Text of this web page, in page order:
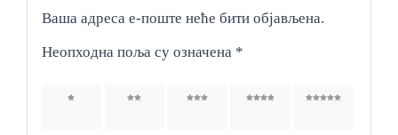
Ваша адреса е-поште неће бити објављена.
Неопходна поља су означена *
1 од 5
2 од 5
3 од 5
4 од 5
5 од 5